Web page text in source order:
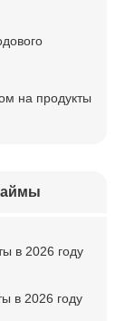
на продукты
в 2026 году
в 2026 году